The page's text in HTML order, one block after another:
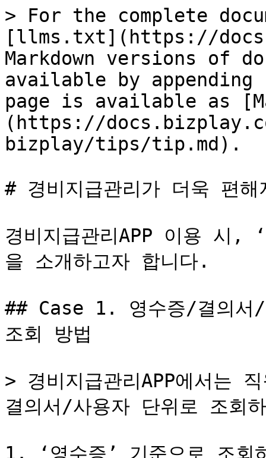
> For the complete
[llms.txt](https://
Markdown versions of
available by
page is available as
(https://
bizplay/tips/tip.md).
# 경비지급관리가 더욱 편
경비지급관리APP 이용 시,
을 소개하고자 합니다.
## Case 1. 영수증/결의서
조회 방법
> 경비지급관리APP에서는
결의서/사용자 단위로 조회
1. ‘영수증’ 기준으로 조